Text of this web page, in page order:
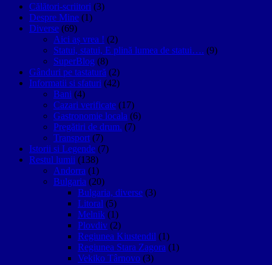
Călători-scriitori (3)
Despre Mine (1)
Diverse (69)
Aici aș vrea ! (2)
Statui, statui, E plină lumea de statui…. (9)
SuperBlog (8)
Gânduri pe tastatură (2)
Informatii si sfaturi (42)
Bani (4)
Cazari verificate (17)
Gastronomie locala (6)
Pregătiri de drum. (7)
Transport (7)
Istorii si Legende (7)
Restul lumii (138)
Andorra (1)
Bulgaria (20)
Bulgaria, diverse (3)
Litoral (5)
Melnik (1)
Plovdiv (2)
Regiunea Kiustendil (1)
Regiunea Stara Zagora (1)
Vekiko Târnovo (3)